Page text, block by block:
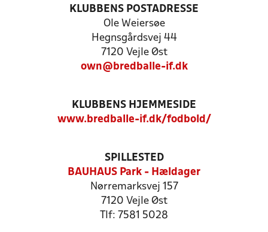
KLUBBENS POSTADRESSE
Ole Weiersøe
Hegnsgårdsvej 44
7120 Vejle Øst
own@bredballe-if.dk
KLUBBENS HJEMMESIDE
www.bredballe-if.dk/fodbold/
SPILLESTED
BAUHAUS Park - Hældager
Nørremarksvej 157
7120 Vejle Øst
Tlf: 7581 5028